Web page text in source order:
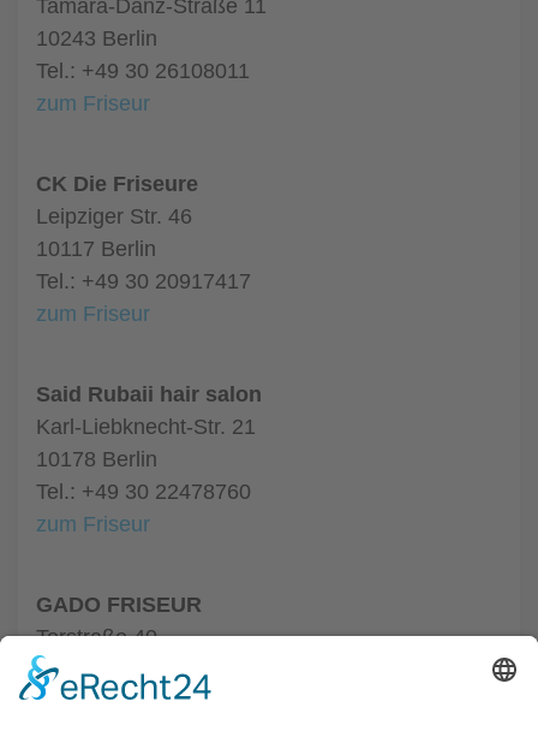
Tamara-Danz-Straße 11
10243 Berlin
Tel.: +49 30 26108011
zum Friseur
CK Die Friseure
Leipziger Str. 46
10117 Berlin
Tel.: +49 30 20917417
zum Friseur
Said Rubaii hair salon
Karl-Liebknecht-Str. 21
10178 Berlin
Tel.: +49 30 22478760
zum Friseur
GADO FRISEUR
Torstraße 40
10119 Berlin
Tel.: +49 30 64460121